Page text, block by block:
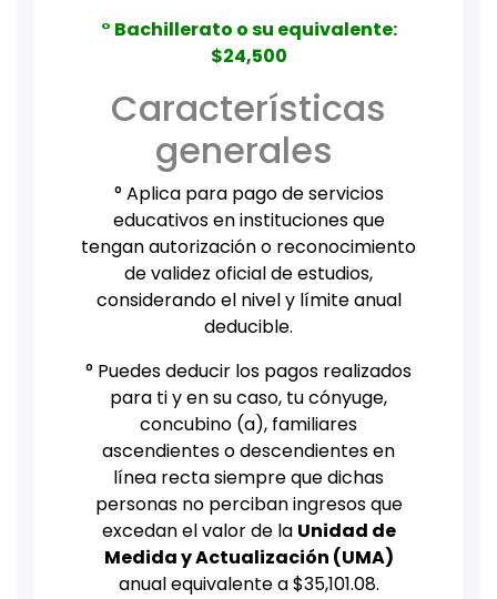
° Bachillerato o su equivalente:
$24,500
Características
generales
° Aplica para pago de servicios
educativos en instituciones que
tengan autorización o reconocimiento
de validez oficial de estudios,
considerando el nivel y límite anual
deducible.
° Puedes deducir los pagos realizados
para ti y en su caso, tu cónyuge,
concubino (a), familiares
ascendientes o descendientes en
línea recta siempre que dichas
personas no perciban ingresos que
excedan el valor de la Unidad de
Medida y Actualización (UMA)
anual equivalente a $35,101.08.